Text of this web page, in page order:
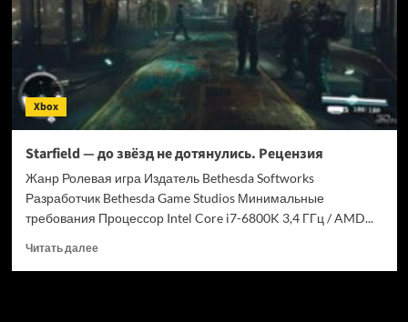
вы
забыли.
Рецензия
Xbox
Starfield — до звёзд не дотянулись. Рецензия
Жанр Ролевая игра Издатель Bethesda Softworks
Разработчик Bethesda Game Studios Минимальные
требования Процессор Intel Core i7-6800K 3,4 ГГц / AMD...
Читать далееПрочитать